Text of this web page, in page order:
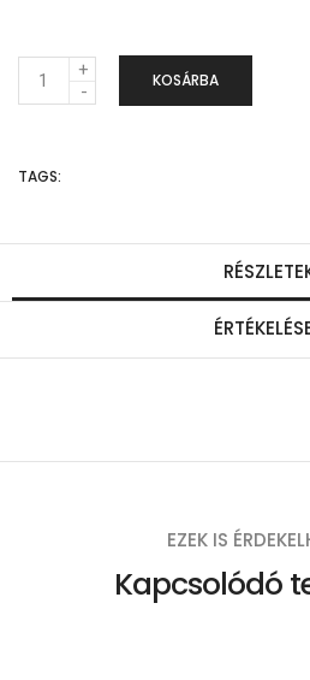
e
n
g
KOSÁRBA
TAGS:
EZEK IS
Kapcsolódó